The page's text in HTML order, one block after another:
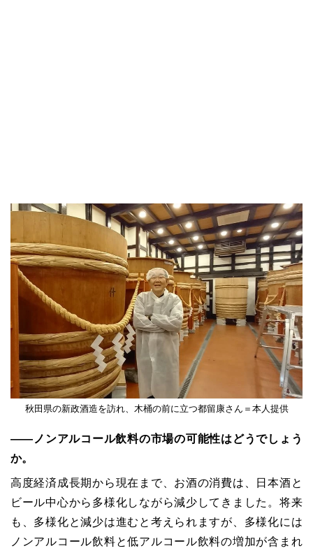
秋田県の新政酒造を訪れ、木桶の前に立つ都留康さん＝本人提供
――ノンアルコール飲料の市場の可能性はどうでしょう
か。
高度経済成長期から現在まで、お酒の消費は、日本酒と
ビール中心から多様化しながら減少してきました。将来
も、多様化と減少は進むと考えられますが、多様化には
ノンアルコール飲料と低アルコール飲料の増加が含まれ